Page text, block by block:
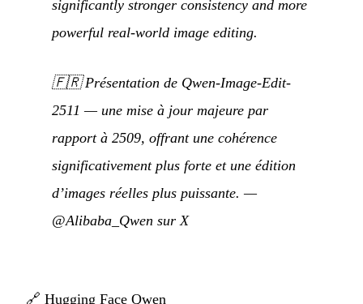
significantly stronger consistency and more
powerful real-world image editing.
🇫🇷Présentation de Qwen-Image-Edit-
2511 — une mise à jour majeure par
rapport à 2509, offrant une cohérence
significativement plus forte et une édition
d’images réelles plus puissante. —
@Alibaba_Qwen sur X
🔗 Hugging Face Qwen